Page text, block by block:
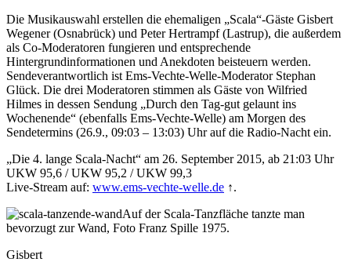
Die Musikauswahl erstellen die ehemaligen „Scala“-Gäste Gisbert
Wegener (Osnabrück) und Peter Hertrampf (Lastrup), die außerdem
als Co-Moderatoren fungieren und entsprechende
Hintergrundinformationen und Anekdoten beisteuern werden.
Sendeverantwortlich ist Ems-Vechte-Welle-Moderator Stephan
Glück. Die drei Moderatoren stimmen als Gäste von Wilfried
Hilmes in dessen Sendung „Durch den Tag-gut gelaunt ins
Wochenende“ (ebenfalls Ems-Vechte-Welle) am Morgen des
Sendetermins (26.9., 09:03 – 13:03) Uhr auf die Radio-Nacht ein.
„Die 4. lange Scala-Nacht“ am 26. September 2015, ab 21:03 Uhr
UKW 95,6 / UKW 95,2 / UKW 99,3
Live-Stream auf: www.ems-vechte-welle.de ↑.
Auf der Scala-Tanzfläche tanzte man
bevorzugt zur Wand, Foto Franz Spille 1975.
Gisbert